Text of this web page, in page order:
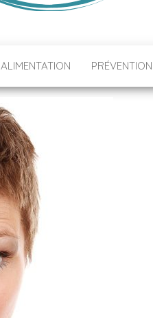
ALIMENTATION PRÉVENTION